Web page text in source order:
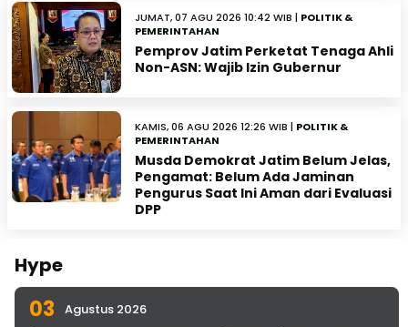
JUMAT, 07 AGU 2026 10:42 WIB | POLITIK &
PEMERINTAHAN
Pemprov Jatim Perketat Tenaga Ahli
Non-ASN: Wajib Izin Gubernur
KAMIS, 06 AGU 2026 12:26 WIB | POLITIK &
PEMERINTAHAN
Musda Demokrat Jatim Belum Jelas,
Pengamat: Belum Ada Jaminan
Pengurus Saat Ini Aman dari Evaluasi
DPP
Hype
03 Agustus 2026